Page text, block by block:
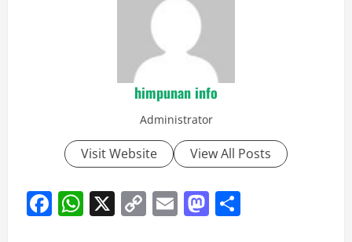
himpunan info
Administrator
Visit Website View All Posts
Facebook
WhatsApp
X CopyEmailMastodon